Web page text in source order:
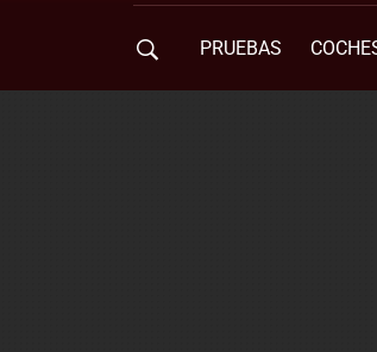
PRUEBAS